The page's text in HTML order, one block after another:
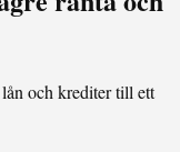
och krediter till ett